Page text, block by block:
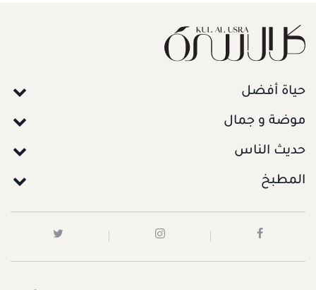
حياة أفضل
موضة و جمال
حديث الناس
المطبخ